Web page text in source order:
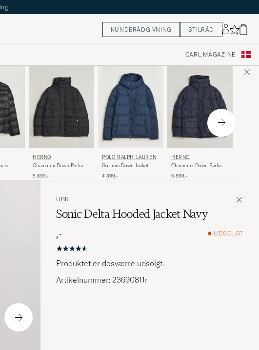
KUNDERÅDGIVNING STILRÅD
CARL MAGAZINE
HERNO
Chamonix Down Parka
5 899,-
POLO RALPH LAUREN
Gorham Down Jacket
4 399,-
HERNO
Chamonix Down Parka
5 899,-
UBR
Sonic Delta Hooded Jacket Navy
,-
UDSOLGT
Produktet er desværre udsolgt.
Artikelnummer: 23690811r